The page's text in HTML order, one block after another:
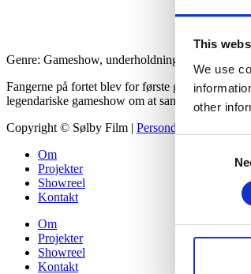
This
We use
other
Genre: Gameshow, underholdning, konkurrence
Fangerne på fortet blev for første gang vist på
legendariske gameshow om at samle flest penge
Copyright © Sølby Film | Persondata- &
Om
Projekter
Showreel
Kontakt
Om
Projekter
Showreel
Kontakt